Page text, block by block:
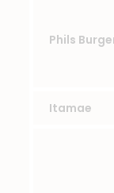
Phils
Itamae